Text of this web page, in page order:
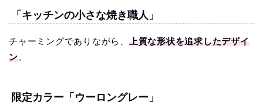
「キッチンの小さな焼き職人」
チャーミングでありながら、 上質な形状を追求したデザイ
ン。
限定カラー「ウーロングレー」